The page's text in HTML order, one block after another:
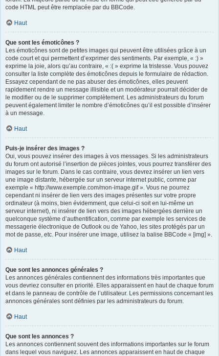
code HTML peut être remplacée par du BBCode.
Haut
Que sont les émoticônes ?
Les émoticônes sont de petites images qui peuvent être utilisées grâce à un
code court et qui permettent d’exprimer des sentiments. Par exemple, « :) »
exprime la joie, alors qu’au contraire, « :( » exprime la tristesse. Vous pouvez
consulter la liste complète des émoticônes depuis le formulaire de rédaction.
Essayez cependant de ne pas abuser des émoticônes, elles peuvent
rapidement rendre un message illisible et un modérateur pourrait décider de
le modifier ou de le supprimer complètement. Les administrateurs du forum
peuvent également limiter le nombre d’émoticônes qu’il est possible d’insérer
à un message.
Haut
Puis-je insérer des images ?
Oui, vous pouvez insérer des images à vos messages. Si les administrateurs
du forum ont autorisé l’insertion de pièces jointes, vous pourrez transférer des
images sur le forum. Dans le cas contraire, vous devrez insérer un lien vers
une image distante, hébergée sur un serveur internet public, comme par
exemple « http://www.exemple.com/mon-image.gif ». Vous ne pourrez
cependant ni insérer de lien vers des images présentes sur votre propre
ordinateur (à moins, bien évidemment, que celui-ci soit en lui-même un
serveur internet), ni insérer de lien vers des images hébergées derrière un
quelconque système d’authentification, comme par exemple les services de
messagerie électronique de Outlook ou de Yahoo, les sites protégés par un
mot de passe, etc. Pour insérer une image, utilisez la balise BBCode « [img] ».
Haut
Que sont les annonces générales ?
Les annonces générales contiennent des informations très importantes que
vous devriez consulter en priorité. Elles apparaissent en haut de chaque forum
et dans le panneau de contrôle de l’utilisateur. Les permissions concernant les
annonces générales sont définies par les administrateurs du forum.
Haut
Que sont les annonces ?
Les annonces contiennent souvent des informations importantes sur le forum
dans lequel vous naviguez. Les annonces apparaissent en haut de chaque